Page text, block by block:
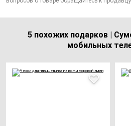
5 похожих подарков |
мобильных